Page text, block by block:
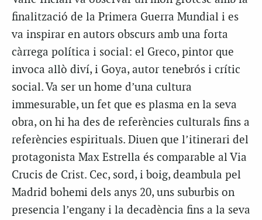
finalització de la Primera Guerra Mundial i es
va inspirar en autors obscurs amb una forta
càrrega política i social: el Greco, pintor que
invoca allò diví, i Goya, autor tenebrós i crític
social. Va ser un home d’una cultura
immesurable, un fet que es plasma en la seva
obra, on hi ha des de referències culturals fins a
referències espirituals. Diuen que l’itinerari del
protagonista Max Estrella és comparable al Via
Crucis de Crist. Cec, sord, i boig, deambula pel
Madrid bohemi dels anys 20, uns suburbis on
presencia l’engany i la decadència fins a la seva